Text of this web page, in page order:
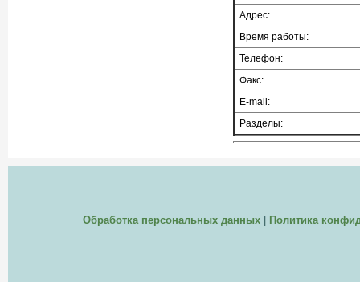
Адрес:
Время работы:
Телефон:
Факс:
E-mail:
Разделы:
Обработка персональных данных| Политика